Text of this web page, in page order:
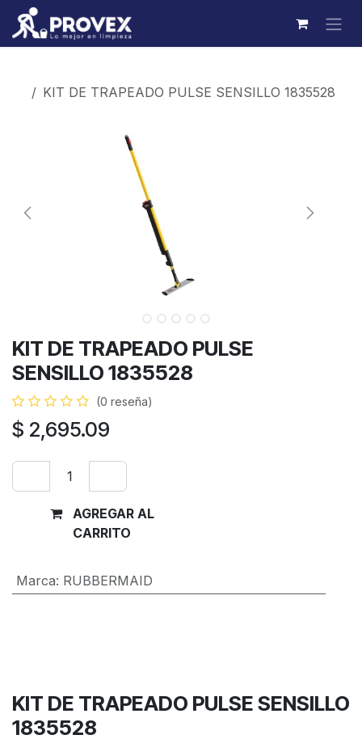
Ir al contenido
KIT DE TRAPEADO PULSE SENSILLO 1835528
KIT DE TRAPEADO PULSE
SENSILLO 1835528
(0 reseña)
$ 2,695.09
AGREGAR AL
CARRITO
Marca: RUBBERMAID
KIT DE TRAPEADO PULSE SENSILLO
1835528